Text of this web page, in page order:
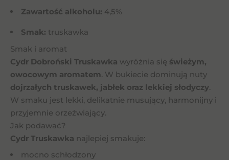
Zawartość alkoholu: 4,5%
Smak: truskawka
Smak i aromat
Cydr Dobroński Truskawka wyróżnia się świeżym,
owocowym aromatem. W bukiecie dominują nuty
dojrzałych truskawek, jabłek oraz lekkiej słodyczy.
W smaku jest lekki, delikatnie musujący, harmonijny i
przyjemnie orzeźwiający.
Jak podawać?
Cydr Truskawka najlepiej smakuje:
mocno schłodzony